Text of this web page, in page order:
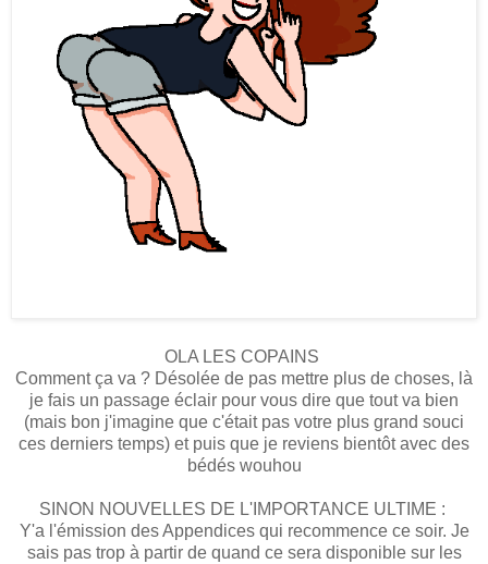
OLA LES COPAINS
Comment ça va ? Désolée de pas mettre plus de choses, là
je fais un passage éclair pour vous dire que tout va bien
(mais bon j'imagine que c'était pas votre plus grand souci
ces derniers temps) et puis que je reviens bientôt avec des
bédés wouhou
SINON NOUVELLES DE L'IMPORTANCE ULTIME :
Y'a l'émission des Appendices qui recommence ce soir. Je
sais pas trop à partir de quand ce sera disponible sur les